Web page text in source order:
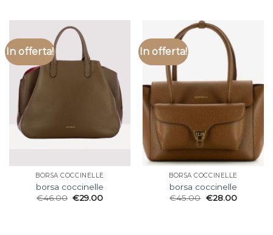
In offerta!
BORSA COCCINELLE
borsa coccinelle
€46.00 €29.00
In offerta!
BORSA COCCINELLE
borsa coccinelle
€45.00 €28.00